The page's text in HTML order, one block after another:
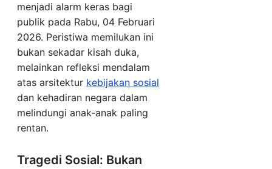
menjadi alarm keras bagi
publik pada Rabu, 04 Februari
2026. Peristiwa memilukan ini
bukan sekadar kisah duka,
melainkan refleksi mendalam
atas arsitektur kebijakan sosial
dan kehadiran negara dalam
melindungi anak-anak paling
rentan.
Tragedi Sosial: Bukan